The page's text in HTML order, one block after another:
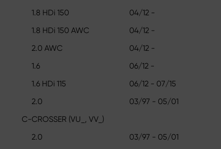
1.8 HDi 150
04/12 -
1.8 HDi 150 AWC
04/12 -
2.0 AWC
04/12 -
1.6
06/12 -
1.6 HDi 115
06/12 - 07/15
2.0
03/97 - 05/01
C-CROSSER (VU_, VV_)
2.0
03/97 - 05/01